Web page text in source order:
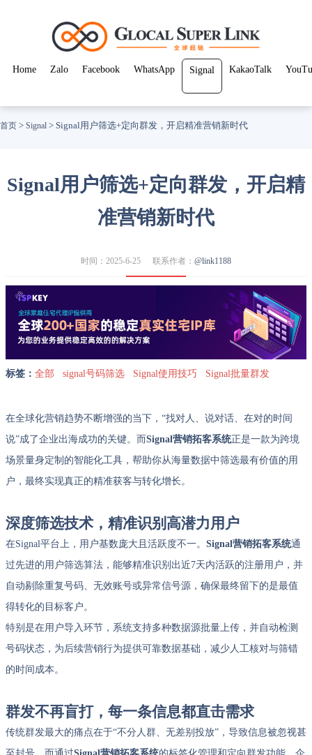
Home Zalo Facebook WhatsApp Signal KakaoTalk
首页 > Signal > Signal用户筛选+定向群发，开启精准营销新时代
Signal用户筛选+定向群发，开启精
准营销新时代
时间：2025-6-25 联系作者： @link1188
标签： 全部 signal号码筛选 Signal使用技巧 Signal批量群发
在全球化营销趋势不断增强的当下，“找对人、说对话、在对的时间
说”成了企业出海成功的关键。而Signal营销拓客系统正是一款为跨境
场景量身定制的智能化工具，帮助你从海量数据中筛选最有价值的用
户，最终实现真正的精准获客与转化增长。
深度筛选技术，精准识别高潜力用户
在Signal平台上，用户基数庞大且活跃度不一。 Signal营销拓客系统通
过先进的用户筛选算法，能够精准识别出近7天内活跃的注册用户，并
自动剔除重复号码、无效账号或异常信号源，确保最终留下的是最值
得转化的目标客户。
特别是在用户导入环节，系统支持多种数据源批量上传，并自动检测
号码状态，为后续营销行为提供可靠数据基础，减少人工核对与筛错
的时间成本。
群发不再盲打，每一条信息都直击需求
传统群发最大的痛点在于“不分人群、无差别投放”，导致信息被忽视甚